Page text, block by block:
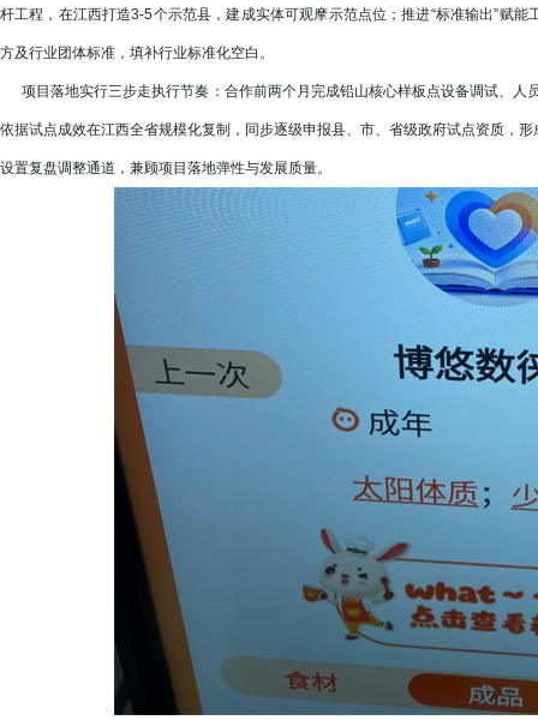
杆工程，在江西打造3-5个示范县，建成实体可观摩示范点位；推进“标准输出”赋
方及行业团体标准，填补行业标准化空白。
项目落地实行三步走执行节奏：合作前两个月完成铅山核心样板点设备调试、人
依据试点成效在江西全省规模化复制，同步逐级申报县、市、省级政府试点资质，
设置复盘调整通道，兼顾项目落地弹性与发展质量。